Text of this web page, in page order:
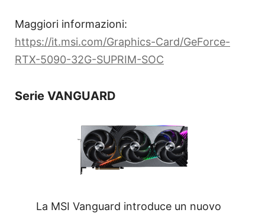
Maggiori informazioni:
https://it.msi.com/Graphics-Card/GeForce-
RTX-5090-32G-SUPRIM-SOC
Serie VANGUARD
La MSI Vanguard introduce un nuovo